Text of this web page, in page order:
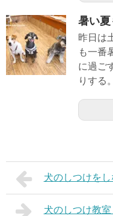
暑い夏
昨日は
も一番
に過ご
りする
犬のしつけを
犬のしつけ教